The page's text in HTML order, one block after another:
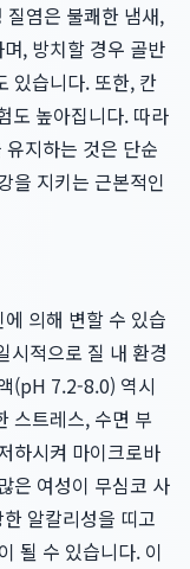
염은 불쾌한 냄새,
, 방치할 경우 골반
있습니다. 또한, 칸
도 높아집니다. 따라
지하는 것은 단순
을 지키는 근본적인
의해 변할 수 있습
시적으로 질 내 환경
(pH 7.2-8.0) 역시
스트레스, 수면 부
하시켜 마이크로바
은 여성이 무심코 사
알칼리성을 띠고
될 수 있습니다. 이